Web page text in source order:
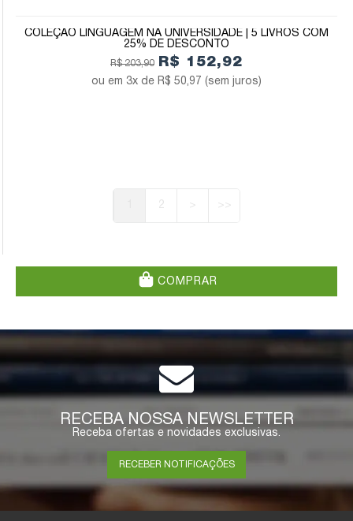
COLEÇÃO LINGUAGEM NA UNIVERSIDADE | 5 LIVROS COM
25% DE DESCONTO
R$ 203,90 R$ 152,92
3x de R$ 50,97 (sem juros)
COMPRAR
2 > >>
RECEBA NOSSA NEWSLETTER
Receba ofertas e novidades exclusivas.
RECEBER NOTIFICAÇÕES